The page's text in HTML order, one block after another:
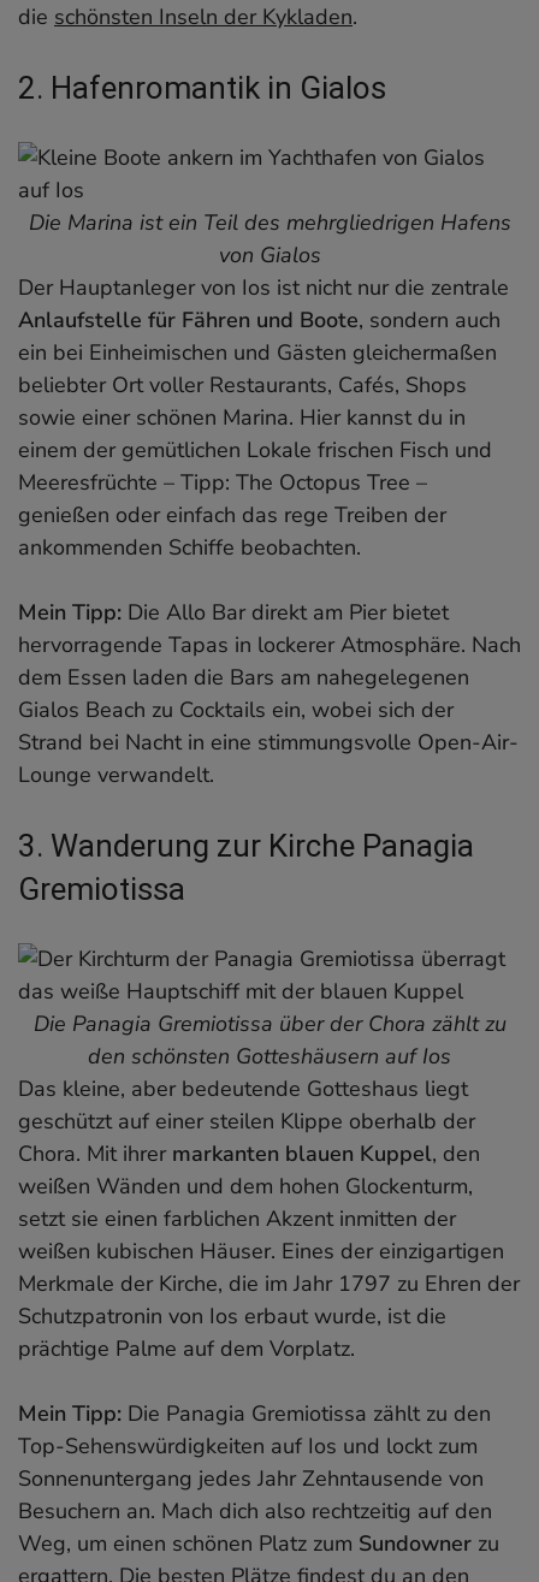
die schönsten Inseln der Kykladen.
2. Hafenromantik in Gialos
Die Marina ist ein Teil des mehrgliedrigen Hafens
von Gialos
Der Hauptanleger von Ios ist nicht nur die zentrale
Anlaufstelle für Fähren und Boote, sondern auch
ein bei Einheimischen und Gästen gleichermaßen
beliebter Ort voller Restaurants, Cafés, Shops
sowie einer schönen Marina. Hier kannst du in
einem der gemütlichen Lokale frischen Fisch und
Meeresfrüchte – Tipp: The Octopus Tree –
genießen oder einfach das rege Treiben der
ankommenden Schiffe beobachten.
Mein Tipp: Die Allo Bar direkt am Pier bietet
hervorragende Tapas in lockerer Atmosphäre. Nach
dem Essen laden die Bars am nahegelegenen
Gialos Beach zu Cocktails ein, wobei sich der
Strand bei Nacht in eine stimmungsvolle Open-Air-
Lounge verwandelt.
3. Wanderung zur Kirche Panagia
Gremiotissa
Die Panagia Gremiotissa über der Chora zählt zu
den schönsten Gotteshäusern auf Ios
Das kleine, aber bedeutende Gotteshaus liegt
geschützt auf einer steilen Klippe oberhalb der
Chora. Mit ihrer markanten blauen Kuppel, den
weißen Wänden und dem hohen Glockenturm,
setzt sie einen farblichen Akzent inmitten der
weißen kubischen Häuser. Eines der einzigartigen
Merkmale der Kirche, die im Jahr 1797 zu Ehren der
Schutzpatronin von Ios erbaut wurde, ist die
prächtige Palme auf dem Vorplatz.
Mein Tipp: Die Panagia Gremiotissa zählt zu den
Top-Sehenswürdigkeiten auf Ios und lockt zum
Sonnenuntergang jedes Jahr Zehntausende von
Besuchern an. Mach dich also rechtzeitig auf den
Weg, um einen schönen Platz zum Sundowner zu
ergattern. Die besten Plätze findest du an den